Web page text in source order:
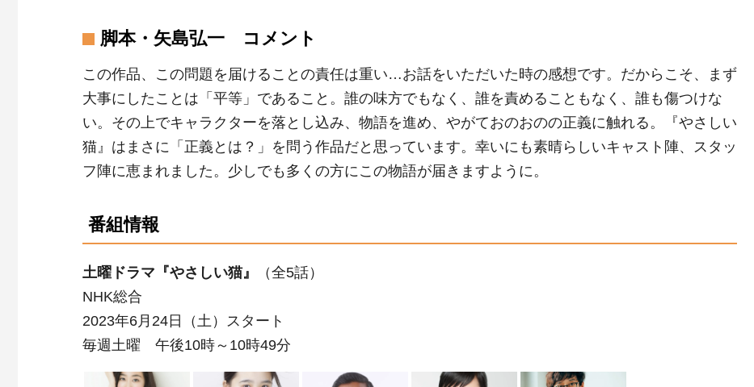
脚本・矢島弘一 コメント
この作品、この問題を届けることの責任は重い…お話をいただいた時の感想です。だからこそ、まず
大事にしたことは「平等」であること。誰の味方でもなく、誰を責めることもなく、誰も傷つけな
い。その上でキャラクターを落とし込み、物語を進め、やがておのおのの正義に触れる。『やさしい
猫』はまさに「正義とは？」を問う作品だと思っています。幸いにも素晴らしいキャスト陣、スタッ
フ陣に恵まれました。少しでも多くの方にこの物語が届きますように。
番組情報
土曜ドラマ『やさしい猫』
（全5話）
NHK総合
2023年6月24日（土）スタート
毎週土曜 午後10時～10時49分